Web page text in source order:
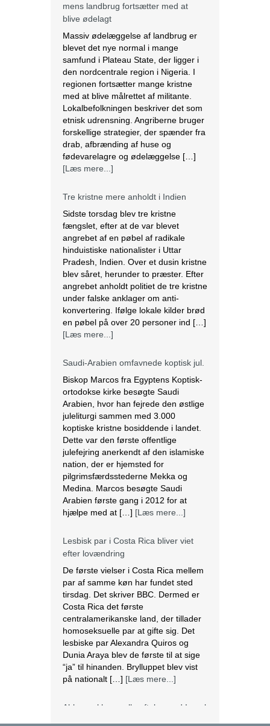
mens landbrug fortsætter med at
blive ødelagt
Massiv ødelæggelse af landbrug er
blevet det nye normal i mange
samfund i Plateau State, der ligger i
den nordcentrale region i Nigeria. I
regionen fortsætter mange kristne
med at blive målrettet af militante.
Lokalbefolkningen beskriver det som
etnisk udrensning. Angriberne bruger
forskellige strategier, der spænder fra
drab, afbrænding af huse og
fødevarelagre og ødelæggelse […]
[Læs mere...]
Tre kristne mere anholdt i Indien
Sidste torsdag blev tre kristne
fængslet, efter at de var blevet
angrebet af en pøbel af radikale
hinduistiske nationalister i Uttar
Pradesh, Indien. Over et dusin kristne
blev såret, herunder to præster. Efter
angrebet anholdt politiet de tre kristne
under falske anklager om anti-
konvertering. Ifølge lokale kilder brød
en pøbel på over 20 personer ind […]
[Læs mere...]
Saudi-Arabien omfavnede koptisk jul.
Biskop Marcos fra Egyptens Koptisk-
ortodokse kirke besøgte Saudi
Arabien, hvor han fejrede den østlige
juleliturgi sammen med 3.000
koptiske kristne bosiddende i landet.
Dette var den første offentlige
julefejring anerkendt af den islamiske
nation, der er hjemsted for
pilgrimsfærdsstederne Mekka og
Medina. Marcos besøgte Saudi
Arabien første gang i 2012 for at
hjælpe med at […] [Læs mere...]
Lesbisk par i Costa Rica bliver viet
efter lovændring
De første vielser i Costa Rica mellem
par af samme køn har fundet sted
tirsdag. Det skriver BBC. Dermed er
Costa Rica det første
centralamerikanske land, der tillader
homoseksuelle par at gifte sig. Det
lesbiske par Alexandra Quiros og
Dunia Araya blev de første til at sige
“ja” til hinanden. Brylluppet blev vist
på nationalt […] [Læs mere...]
Abbas erklærer alle aftaler med Israel